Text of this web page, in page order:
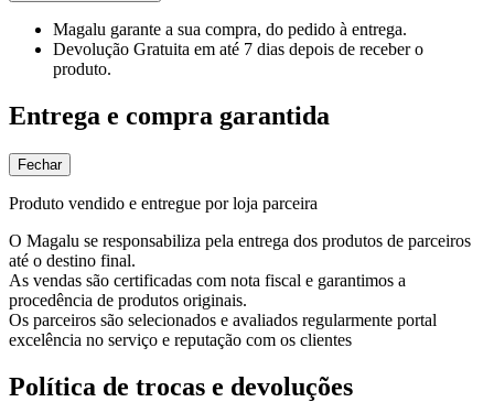
Magalu garante a sua compra, do pedido à entrega.
Devolução Gratuita em até 7 dias depois de receber o
produto.
Entrega e compra garantida
Fechar
Produto vendido e entregue por loja parceira
O Magalu se responsabiliza pela entrega dos produtos de parceiros
até o destino final.
As vendas são certificadas com nota fiscal e garantimos a
procedência de produtos originais.
Os parceiros são selecionados e avaliados regularmente portal
excelência no serviço e reputação com os clientes
Política de trocas e devoluções